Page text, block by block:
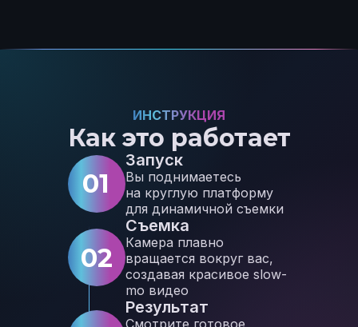
ИНСТРУКЦИЯ
Как это работает
01
Запуск
Вы поднимаетесь
на круглую платформу
для динамичной съемки
02
Съемка
Камера плавно
вращается вокруг вас,
создавая красивое slow-
mo видео
Результат
Смотрите готовое